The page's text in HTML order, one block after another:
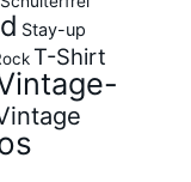
Stay-up
T-Shirt